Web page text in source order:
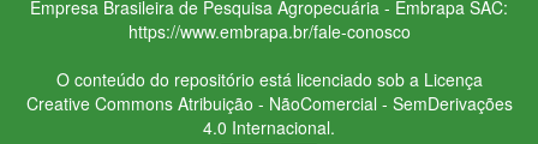
Empresa Brasileira de Pesquisa Agropecuária - Embrapa SAC:
https://www.embrapa.br/fale-conosco
O conteúdo do repositório está licenciado sob a Licença
Creative CommonsAtribuição - NãoComercial - SemDerivações
4.0 Internacional.